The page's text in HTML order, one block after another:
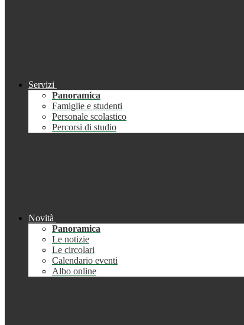
Servizi
Panoramica
Famiglie e studenti
Personale scolastico
Percorsi di studio
Novità
Panoramica
Le notizie
Le circolari
Calendario eventi
Albo online